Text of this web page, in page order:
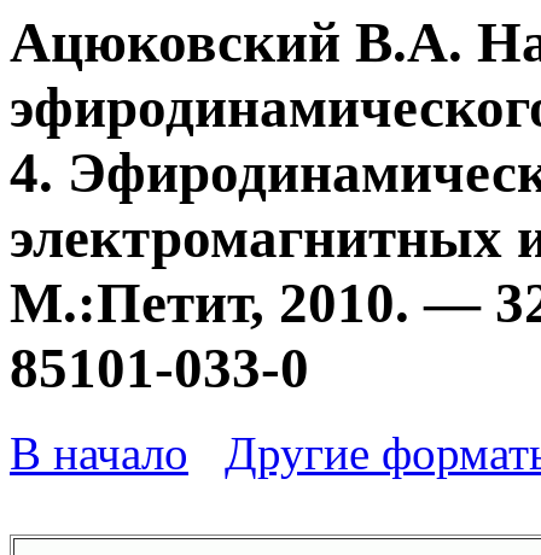
Ацюковский В.А.
4.
электромагнитных
М.:Петит, 2010. —
85101-033-0
В начало Другие